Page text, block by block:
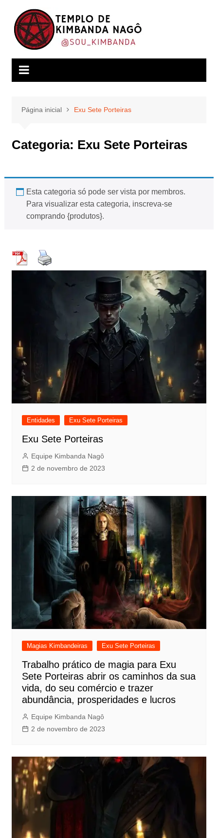
conteúdo
Página inicial Exu Sete Porteiras
Categoria: Exu Sete Porteiras
Esta categoria só pode ser vista por membros.
Para visualizar esta categoria, inscreva-se
comprando {produtos}.
Entidades Exu Sete Porteiras
Exu Sete Porteiras
Equipe Kimbanda Nagô
2 de novembro de 2023
Magias Kimbandeiras Exu Sete Porteiras
Trabalho prático de magia para Exu
Sete Porteiras abrir os caminhos da sua
vida, do seu comércio e trazer
abundância, prosperidades e lucros
Equipe Kimbanda Nagô
2 de novembro de 2023